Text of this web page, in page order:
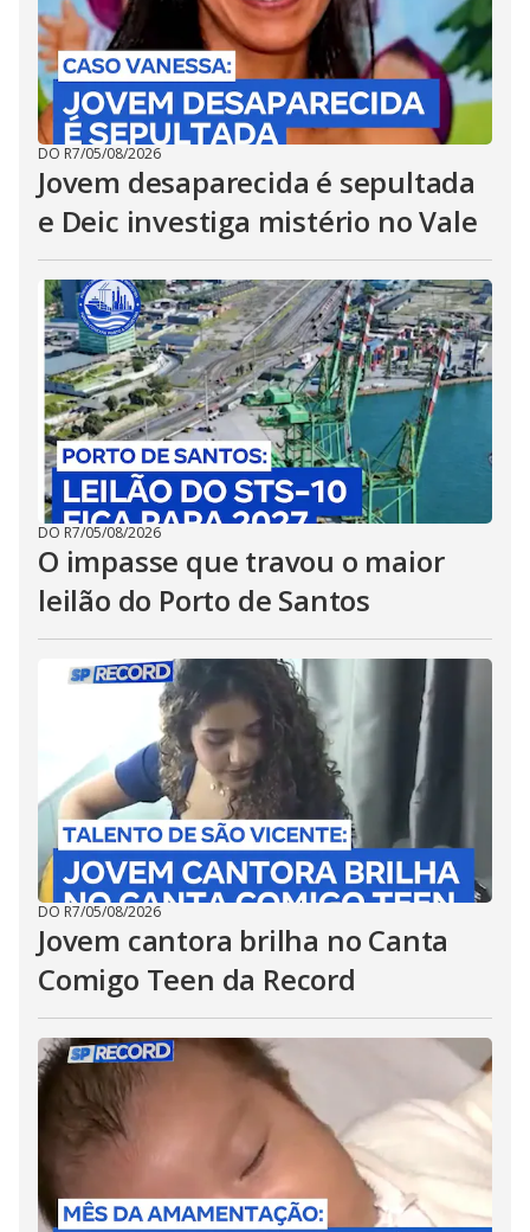
DO R7/05/08/2026
Jovem desaparecida é sepultada
e Deic investiga mistério no Vale
DO R7/05/08/2026
O impasse que travou o maior
leilão do Porto de Santos
DO R7/05/08/2026
Jovem cantora brilha no Canta
Comigo Teen da Record